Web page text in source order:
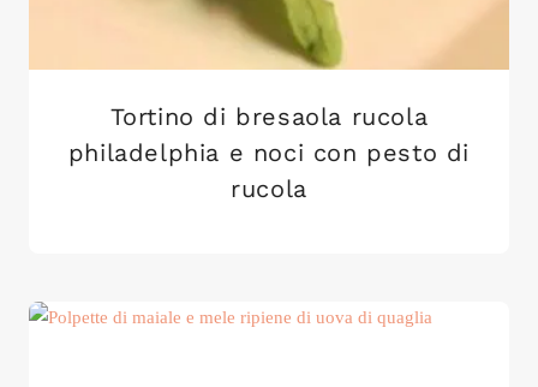
Tortino di bresaola rucola
philadelphia e noci con pesto di
rucola